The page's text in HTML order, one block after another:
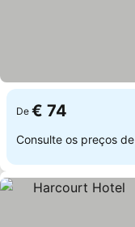
De € 74
Consulte os preços de